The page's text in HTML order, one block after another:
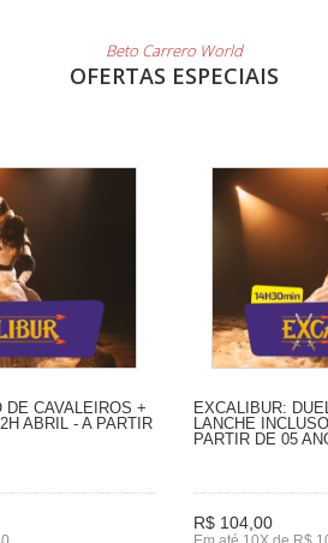
Beto Carrero World
OFERTAS ESPECIAIS
DE CAVALEIROS +
ABRIL - A PARTIR
EXCALIBUR:
LANCHE
PARTIR DE 05
R$ 104,00